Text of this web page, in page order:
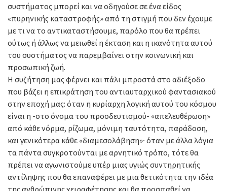
συστήματος μπορεί και να οδηγούσε σε ένα είδος
«πυρηνικής καταστροφής» από τη στιγμή που δεν έχουμε
με τι να το αντικαταστήσουμε, παρόλο που θα πρέπει
ούτως ή άλλως να μειωθεί η έκταση και η ικανότητα αυτού
του συστήματος να παρεμβαίνει στην κοινωνική και
προσωπική ζωή.
Η συζήτηση μας φέρνει και πάλι μπροστά στο αδιέξοδο
που βάζει η επικράτηση του αντιαυταρχικού φαντασιακού
στην εποχή μας: όταν η κυρίαρχη λογική αυτού του κόσμου
είναι η -στο όνομα του προοδευτισμού- «απελευθέρωση»
από κάθε νόρμα, ρίζωμα, μόνιμη ταυτότητα, παράδοση,
και γενικότερα κάθε «διαμεσολάβηση»∙ όταν με άλλα λόγια
τα πάντα συγκροτούνται με αρνητικό τρόπο, τότε θα
πρέπει να αγωνιστούμε υπέρ μιας υγιώς συντηρητικής
αντίληψης που θα επαναφέρει με μια θετικότητα την ιδέα